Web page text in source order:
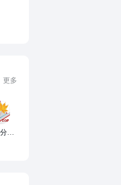
更多
≡＞缘分天空＜≡